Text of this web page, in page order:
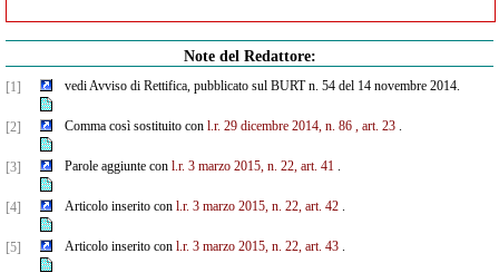
Note del Redattore:
[1] vedi Avviso di Rettifica, pubblicato sul BURT n. 54 del 14 novembre 2014.
[2] Comma così sostituito con l.r. 29 dicembre 2014, n. 86 , art. 23.
[3] Parole aggiunte con l.r. 3 marzo 2015, n. 22, art. 41.
[4] Articolo inserito con l.r. 3 marzo 2015, n. 22, art. 42.
[5] Articolo inserito con l.r. 3 marzo 2015, n. 22, art. 43.